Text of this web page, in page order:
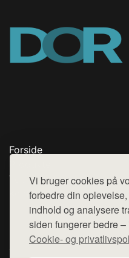
Vi bruger cookies på
forbedre din
indhold og analysere
siden fungerer bedre
Cookie- og
Forside
Top Rabatter
Kontakt